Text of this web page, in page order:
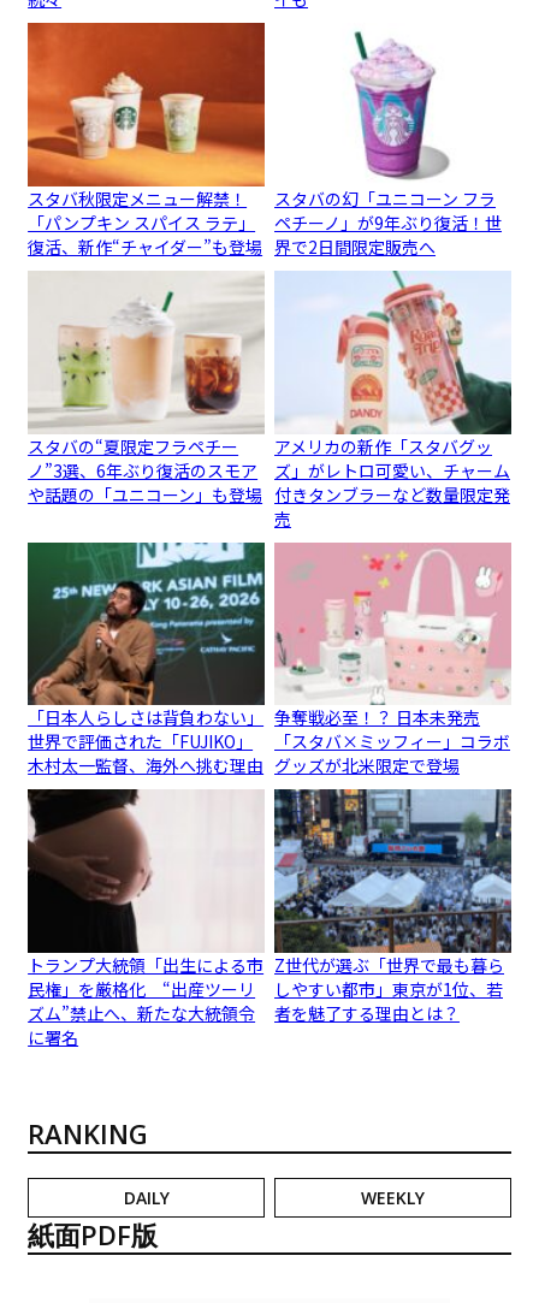
スタバ秋限定メニュー解禁！
「パンプキン スパイス ラテ」
復活、新作“チャイダー”も登場
スタバの幻「ユニコーン フラ
ペチーノ」が9年ぶり復活！世
界で2日間限定販売へ
スタバの“夏限定フラペチー
ノ”3選、6年ぶり復活のスモア
や話題の「ユニコーン」も登場
アメリカの新作「スタバグッ
ズ」がレトロ可愛い、チャーム
付きタンブラーなど数量限定発
売
「日本人らしさは背負わない」
世界で評価された「FUJIKO」
木村太一監督、海外へ挑む理由
争奪戦必至！？ 日本未発売
「スタバ×ミッフィー」コラボ
グッズが北米限定で登場
トランプ大統領「出生による市
民権」を厳格化 “出産ツーリ
ズム”禁止へ、新たな大統領令
に署名
Z世代が選ぶ「世界で最も暮ら
しやすい都市」東京が1位、若
者を魅了する理由とは？
RANKING
DAILY WEEKLY
紙面PDF版